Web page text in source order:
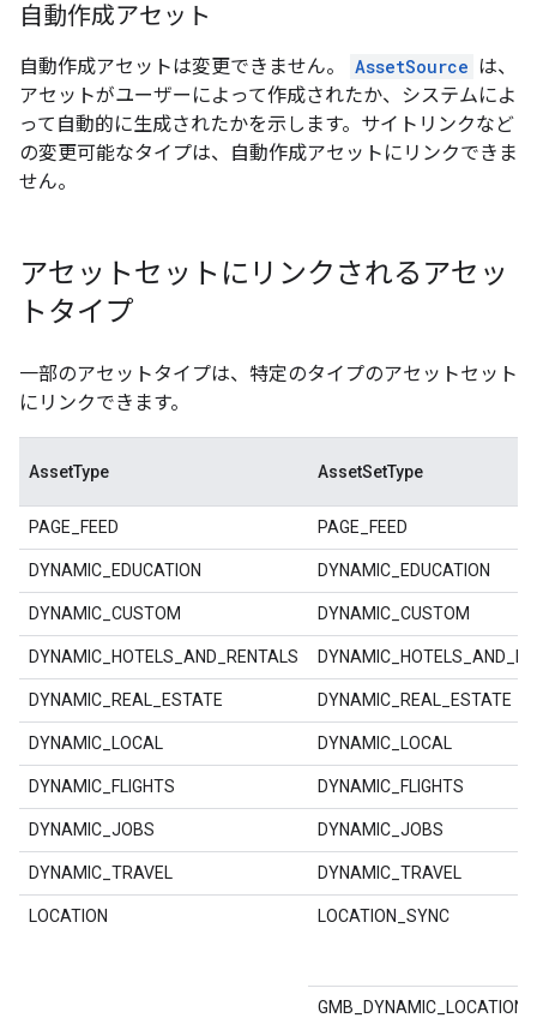
自動作成アセット
自動作成アセットは変更できません。 AssetSource は、
アセットがユーザーによって作成されたか、システムによ
って自動的に生成されたかを示します。サイトリンクなど
の変更可能なタイプは、自動作成アセットにリンクできま
せん。
アセットセットにリンクされるアセッ
トタイプ
一部のアセットタイプは、特定のタイプのアセットセット
にリンクできます。
AssetType AssetSetType
PAGE_FEED PAGE_FEED
DYNAMIC_EDUCATION DYNAMIC_EDUCATION
DYNAMIC_CUSTOM DYNAMIC_CUSTOM
DYNAMIC_HOTELS_AND_RENTALS
DYNAMIC_REAL_ESTATE DYNAMIC_REAL_ESTATE
DYNAMIC_LOCAL DYNAMIC_LOCAL
DYNAMIC_FLIGHTS DYNAMIC_FLIGHTS
DYNAMIC_JOBS DYNAMIC_JOBS
DYNAMIC_TRAVEL DYNAMIC_TRAVEL
LOCATION LOCATION_SYNC